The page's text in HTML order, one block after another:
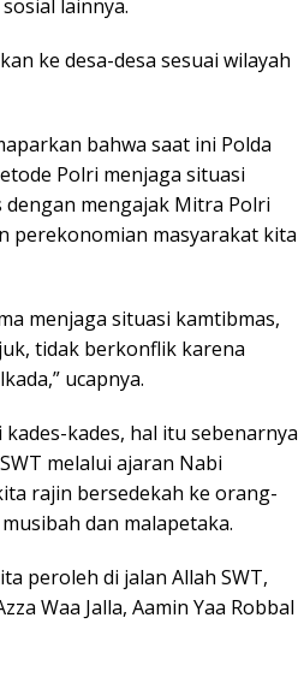
lainnya.
ke desa-desa sesuai wilayah
bahwa saat ini Polda
Polri menjaga situasi
mengajak Mitra Polri
perekonomian masyarakat kita
menjaga situasi kamtibmas,
tidak berkonflik karena
ucapnya.
kades, hal itu sebenarnya
melalui ajaran Nabi
rajin bersedekah ke orang-
dan malapetaka.
peroleh di jalan Allah SWT,
Waa Jalla, Aamin Yaa Robbal